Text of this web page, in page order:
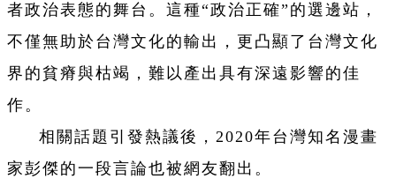
者政治表態的舞台。這種“政治正確”的選邊站，
不僅無助於台灣文化的輸出，更凸顯了台灣文化
界的貧瘠與枯竭，難以產出具有深遠影響的佳
作。
相關話題引發熱議後，2020年台灣知名漫畫
家彭傑的一段言論也被網友翻出。